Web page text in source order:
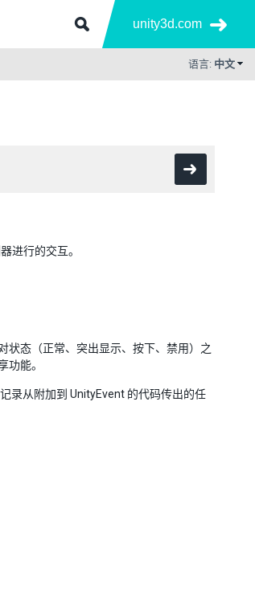
unity3d.com
语言: 中文
进行的交互。
状态（正常、突出显示、按下、禁用）之
功能。
录从附加到 UnityEvent 的代码传出的任